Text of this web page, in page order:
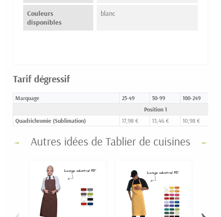
Couleurs
disponibles
blanc
Tarif dégressif
Marquage 25-49 50-99 100-249
Position 1
Quadrichromie (Sublimation)
17,98 € 13,46 € 10,98 €
Autres idées de Tablier de cuisines